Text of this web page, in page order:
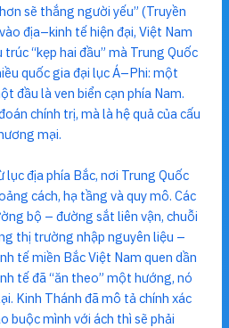
sẽ thắng người yếu” (Truyền
địa–kinh tế hiện đại, Việt Nam
“kẹp hai đầu” mà Trung Quốc
quốc gia đại lục Á–Phi: một
đầu là ven biển cạn phía Nam.
chính trị, mà là hệ quả của cấu
mại.
địa phía Bắc, nơi Trung Quốc
cách, hạ tầng và quy mô. Các
bộ – đường sắt liên vận, chuỗi
thị trường nhập nguyên liệu –
tế miền Bắc Việt Nam quen dần
tế đã “ăn theo” một hướng, nó
Kinh Thánh đã mô tả chính xác
buộc mình với ách thì sẽ phải